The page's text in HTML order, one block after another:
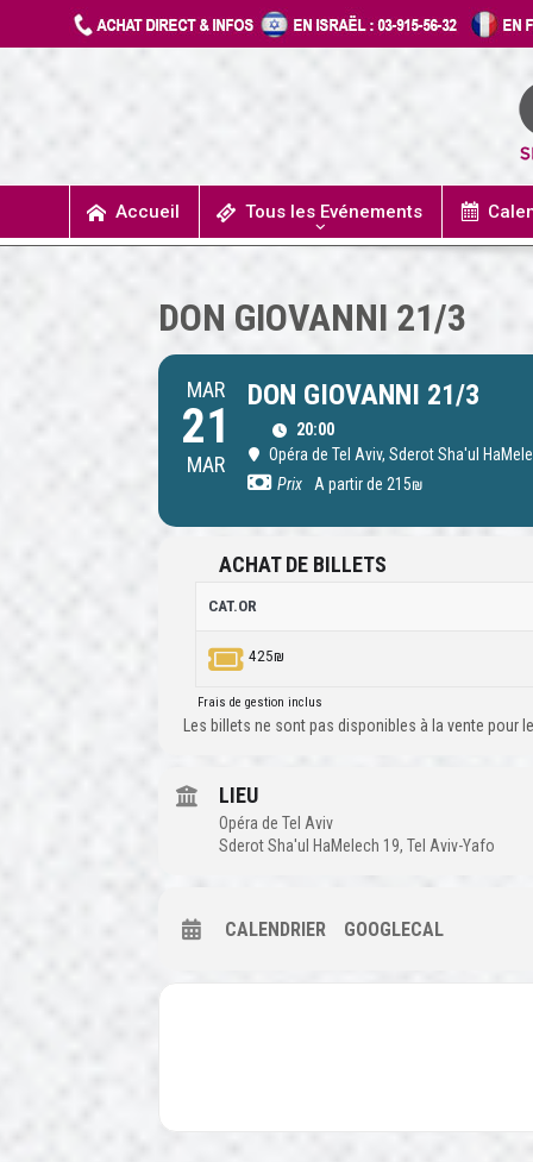
Accueil Tous les Evénements
DON GIOVANNI 21/3
MAR
21
MAR
DON GIOVANNI 21/3
20:00
Opéra de Tel Aviv, Sderot Sha'ul
Prix
A partir de 215₪
ACHAT DE BILLETS
CAT.OR
425₪
Frais de gestion inclus
Les billets ne sont pas disponibles à la vente pour
LIEU
Opéra de Tel Aviv
Sderot Sha'ul HaMelech 19, Tel Aviv-Yafo
CALENDRIER GOOGLECAL